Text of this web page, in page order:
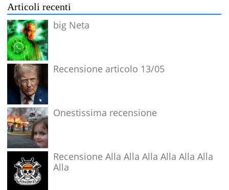
Articoli recenti
big Neta
Recensione articolo 13/05
Onestissima recensione
Recensione Alla Alla Alla Alla Alla Alla
Alla